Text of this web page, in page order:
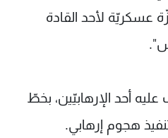
عسكريّة لأحد القادة
أحد الإرهابيّين، بخطّ
هجوم إرهابي.
الخصوصية